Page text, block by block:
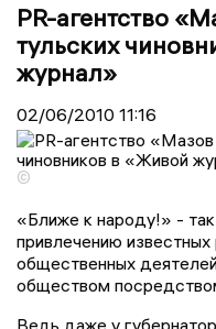
PR-агентство
тульских
журнал»
02/06/2010 11:16
©
«Ближе к народу!» - так
привлечению известных
общественных
обществом
Ведь даже у